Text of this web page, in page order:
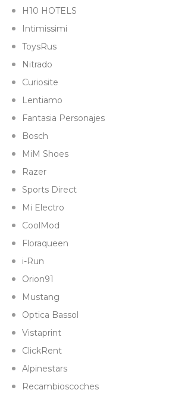
H10 HOTELS
Intimissimi
ToysRus
Nitrado
Curiosite
Lentiamo
Fantasia Personajes
Bosch
MiM Shoes
Razer
Sports Direct
Mi Electro
CoolMod
Floraqueen
i-Run
Orion91
Mustang
Optica Bassol
Vistaprint
ClickRent
Alpinestars
Recambioscoches